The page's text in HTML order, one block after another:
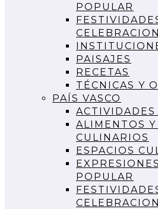
POPULAR
PAISAJES
RECETAS
TÉCNICAS Y
PAÍS VASCO
ALIMENTOS Y
CULINARIOS
ESPACIOS
POPULAR